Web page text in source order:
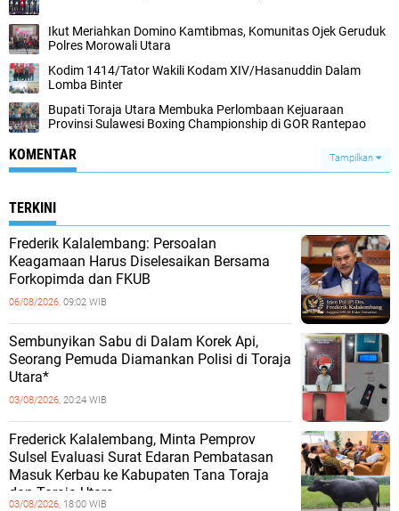
Ikut Meriahkan Domino Kamtibmas, Komunitas Ojek Geruduk
Polres Morowali Utara
Kodim 1414/Tator Wakili Kodam XIV/Hasanuddin Dalam
Lomba Binter
Bupati Toraja Utara Membuka Perlombaan Kejuaraan
Provinsi Sulawesi Boxing Championship di GOR Rantepao
KOMENTAR Tampilkan
TERKINI
Frederik Kalalembang: Persoalan
Keagamaan Harus Diselesaikan Bersama
Forkopimda dan FKUB
06/08/2026, 09:02 WIB
Sembunyikan Sabu di Dalam Korek Api,
Seorang Pemuda Diamankan Polisi di Toraja
Utara*
03/08/2026, 20:24 WIB
Frederick Kalalembang, Minta Pemprov
Sulsel Evaluasi Surat Edaran Pembatasan
Masuk Kerbau ke Kabupaten Tana Toraja
dan Toraja Utara
03/08/2026, 18:00 WIB